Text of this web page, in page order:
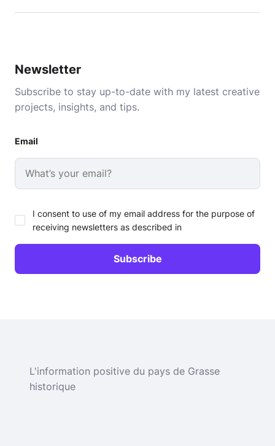
Newsletter
Subscribe to stay up-to-date with my latest creative
projects, insights, and tips.
Email
I consent to use of my email address for the purpose of
receiving newsletters as described in
L'information positive du pays de Grasse
historique